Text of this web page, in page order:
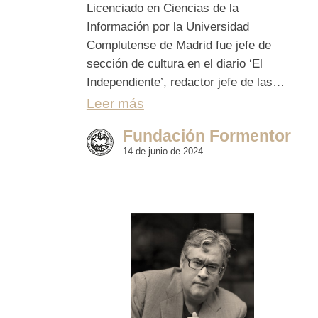
Licenciado en Ciencias de la
Información por la Universidad
Complutense de Madrid fue jefe de
sección de cultura en el diario ‘El
Independiente’, redactor jefe de las…
Leer más
Fundación Formentor
14 de junio de 2024